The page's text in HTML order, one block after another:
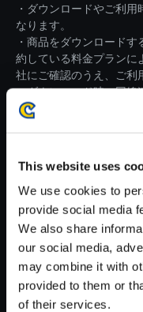
This website uses
We use cookies to
provide social media
We also share
our social media,
may combine it with
provided to them or
of their services.
・ダウンロードやご利
なります。
・商品をダウンロード
約している料金プランに
社にご確認のうえ、ご利
・ダウンロード時、回線
がかかる場合がございま
※ご購入いただいたファ